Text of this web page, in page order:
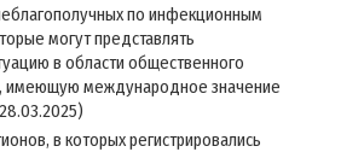
по инфекционным
могут представлять
в области общественного
имеющую международное значение
в которых регистрировались